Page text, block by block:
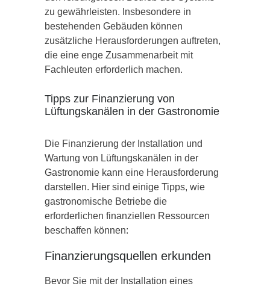
zu gewährleisten. Insbesondere in
bestehenden Gebäuden können
zusätzliche Herausforderungen auftreten,
die eine enge Zusammenarbeit mit
Fachleuten erforderlich machen.
Tipps zur Finanzierung von
Lüftungskanälen in der Gastronomie
Die Finanzierung der Installation und
Wartung von Lüftungskanälen in der
Gastronomie kann eine Herausforderung
darstellen. Hier sind einige Tipps, wie
gastronomische Betriebe die
erforderlichen finanziellen Ressourcen
beschaffen können:
Finanzierungsquellen erkunden
Bevor Sie mit der Installation eines